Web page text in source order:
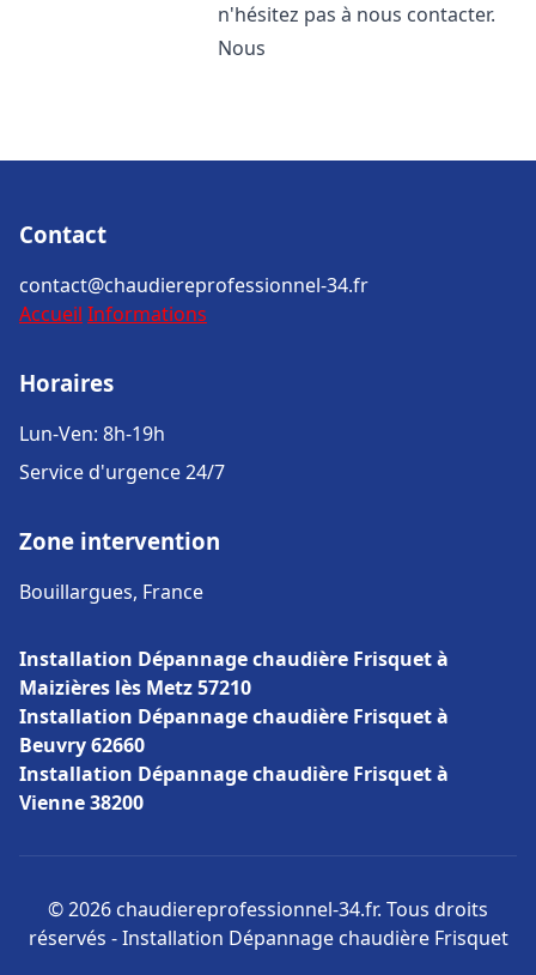
n'hésitez pas à nous contacter.
Nous
Contact
contact@chaudiereprofessionnel-34.fr
Accueil Informations
Horaires
Lun-Ven: 8h-19h
Service d'urgence 24/7
Zone intervention
Bouillargues, France
Installation Dépannage chaudière Frisquet à
Maizières lès Metz 57210
Installation Dépannage chaudière Frisquet à
Beuvry 62660
Installation Dépannage chaudière Frisquet à
Vienne 38200
© 2026 chaudiereprofessionnel-34.fr. Tous droits
réservés - Installation Dépannage chaudière Frisquet